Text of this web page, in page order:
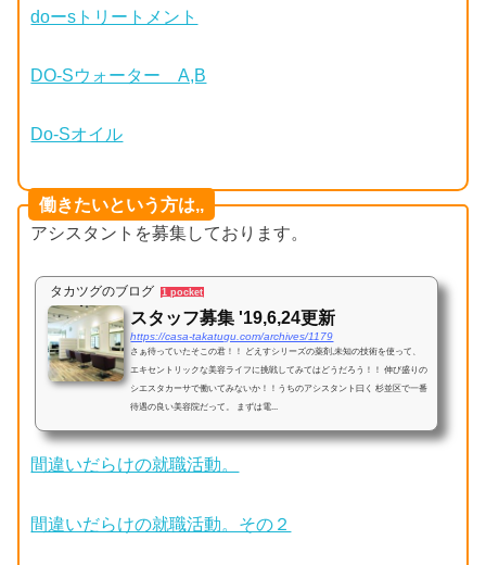
doーsトリートメント
DO-Sウォーター A,B
Do-Sオイル
働きたいという方は,,
アシスタントを募集しております。
タカツグのブログ 1 pocket
スタッフ募集 '19,6,24更新
https://casa-takatugu.com/archives/1179
さぁ待っていたそこの君！！ どえすシリーズの薬剤,未知の技術を使って、
エキセントリックな美容ライフに挑戦してみてはどうだろう！！ 伸び盛りの
シエスタカーサで働いてみないか！！うちのアシスタント曰く 杉並区で一番
待遇の良い美容院だって。 まずは電...
間違いだらけの就職活動。
間違いだらけの就職活動。その２